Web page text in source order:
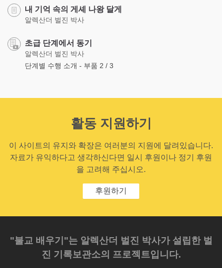
내 기억 속의 게셰 나왕 달게
알렉산더 벌진 박사
초급 단계에서 동기
알렉산더 벌진 박사
단계별 수행 소개 - 부품 2 / 3
활동 지원하기
이 사이트의 유지와 확장은 여러분의 지원에 달려있습니다.
자료가 유익하다고 생각하신다면 일시 후원이나 정기 후원
을 고려해 주십시오.
후원하기
"불교 배우기"는 알렉산더 벌진 박사가 설립한 벌
진 기록보관소의 프로젝트입니다.